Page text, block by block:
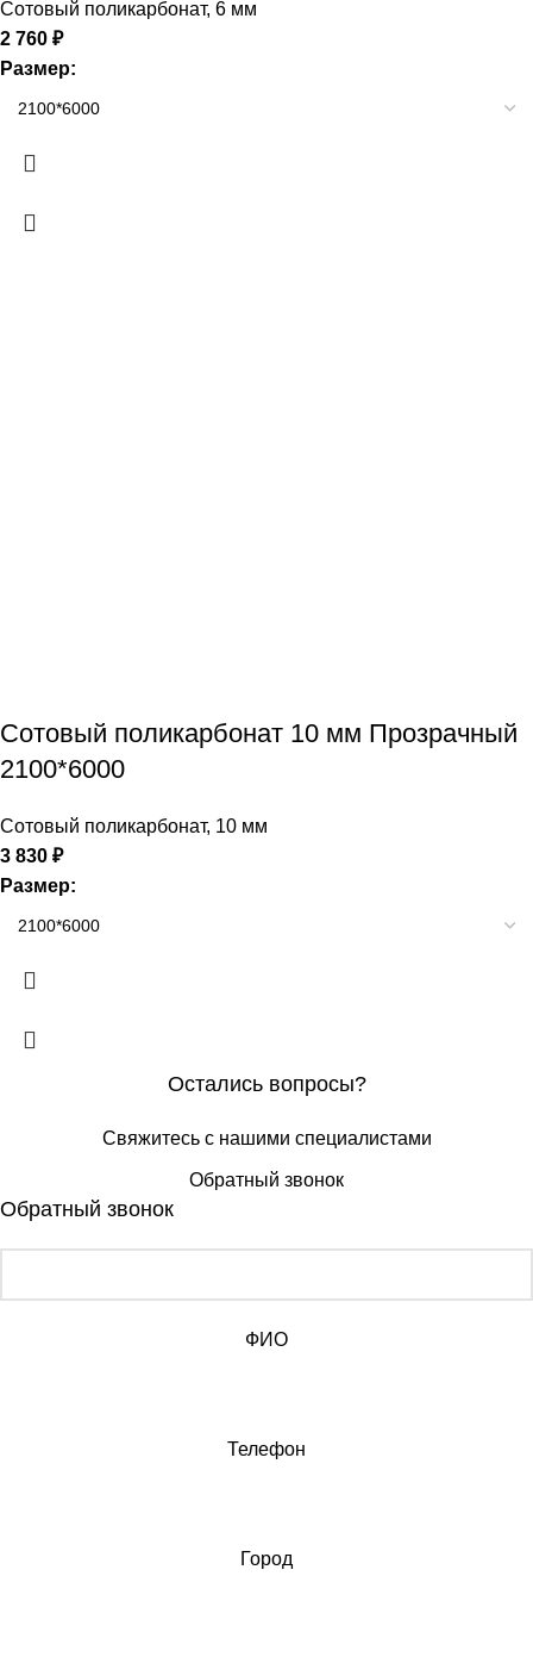
Сотовый поликарбонат, 6 мм
2 760 ₽
Размер:
Сотовый поликарбонат 10 мм Прозрачный
2100*6000
Сотовый поликарбонат, 10 мм
3 830 ₽
Размер:
Остались вопросы?
Свяжитесь с нашими специалистами
Обратный звонок
Обратный звонок
ФИО
Телефон
Город